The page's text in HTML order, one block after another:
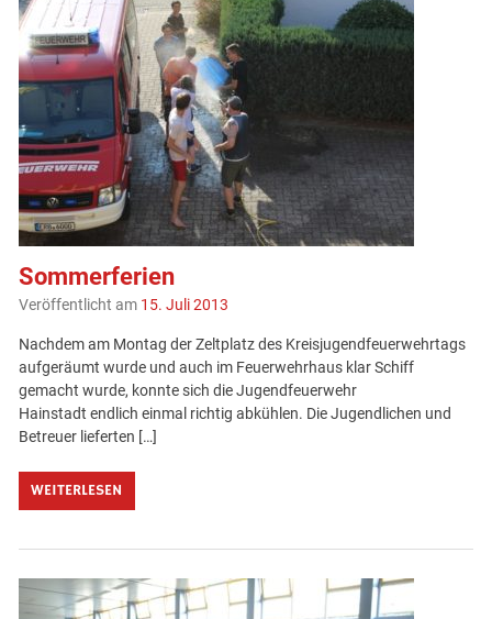
Sommerferien
Veröffentlicht am 15. Juli 2013
Nachdem am Montag der Zeltplatz des Kreisjugendfeuerwehrtags
aufgeräumt wurde und auch im Feuerwehrhaus klar Schiff
gemacht wurde, konnte sich die Jugendfeuerwehr
Hainstadt endlich einmal richtig abkühlen. Die Jugendlichen und
Betreuer lieferten […]
WEITERLESEN